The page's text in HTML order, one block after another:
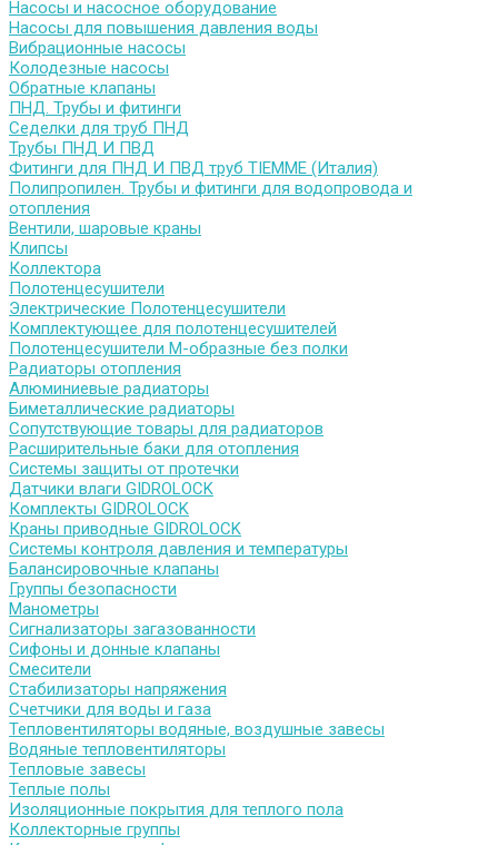
Насосы и насосное оборудование
Насосы для повышения давления воды
Вибрационные насосы
Колодезные насосы
Обратные клапаны
ПНД. Трубы и фитинги
Седелки для труб ПНД
Трубы ПНД И ПВД
Фитинги для ПНД И ПВД труб TIEMME (Италия)
Полипропилен. Трубы и фитинги для водопровода и
отопления
Вентили, шаровые краны
Клипсы
Коллектора
Полотенцесушители
Электрические Полотенцесушители
Комплектующее для полотенцесушителей
Полотенцесушители М-образные без полки
Радиаторы отопления
Алюминиевые радиаторы
Биметаллические радиаторы
Сопутствующие товары для радиаторов
Расширительные баки для отопления
Системы защиты от протечки
Датчики влаги GIDROLOCK
Комплекты GIDROLOCK
Краны приводные GIDROLOCK
Системы контроля давления и температуры
Балансировочные клапаны
Группы безопасности
Манометры
Сигнализаторы загазованности
Сифоны и донные клапаны
Смесители
Стабилизаторы напряжения
Счетчики для воды и газа
Тепловентиляторы водяные, воздушные завесы
Водяные тепловентиляторы
Тепловые завесы
Теплые полы
Изоляционные покрытия для теплого пола
Коллекторные группы